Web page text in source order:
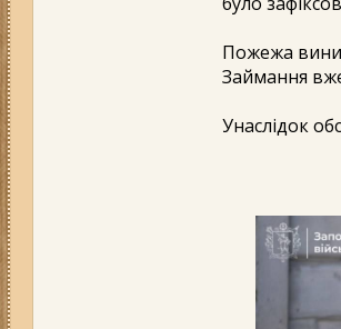
Пожежа
Займання
Унаслідок